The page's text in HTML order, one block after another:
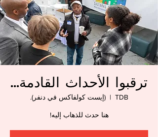
ترقبوا الأحداث القادمة...
TDB
  |
(إيست كولفاكس في دنفر).
هنا حدث للذهاب إليه!